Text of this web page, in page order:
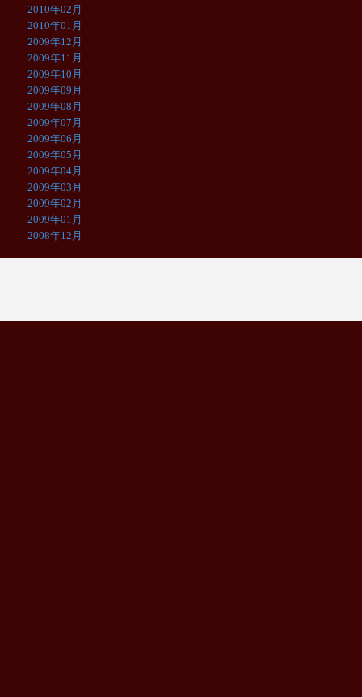
2010年02月
2010年01月
2009年12月
2009年11月
2009年10月
2009年09月
2009年08月
2009年07月
2009年06月
2009年05月
2009年04月
2009年03月
2009年02月
2009年01月
2008年12月